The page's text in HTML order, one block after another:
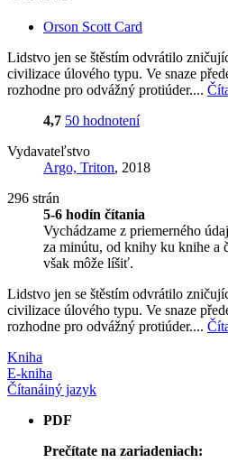
Orson Scott Card
Lidstvo jen se štěstím odvrátilo
civilizace úlového typu. Ve snaze
rozhodne pro odvážný protiúder....
4,7 50 hodnotení
Vydavateľstvo
Argo, Triton, 2018
296 strán
5-6 hodín čítania
Vychádzame z priemerného
za minútu, od knihy ku knihe a
však môže líšiť.
Lidstvo jen se štěstím odvrátilo
civilizace úlového typu. Ve snaze
rozhodne pro odvážný protiúder....
Kniha
E-kniha
Čítanáiný jazyk
PDF
Prečítate na zariadeniach: